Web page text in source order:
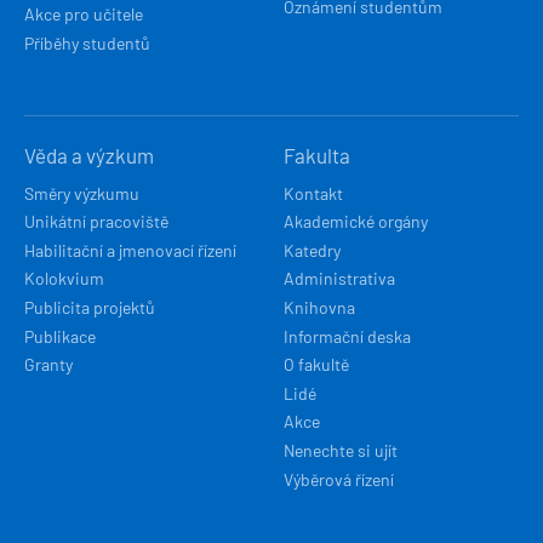
Akce pro učitele
Příběhy studentů
Oznámení studentům
Věda a výzkum
Směry výzkumu
Unikátní pracoviště
Habilitační a jmenovací řízení
Kolokvium
Publicita projektů
Publikace
Granty
Fakulta
Kontakt
Akademické orgány
Katedry
Administrativa
Knihovna
Informační deska
O fakultě
Lidé
Akce
Nenechte si ujít
Výběrová řízení